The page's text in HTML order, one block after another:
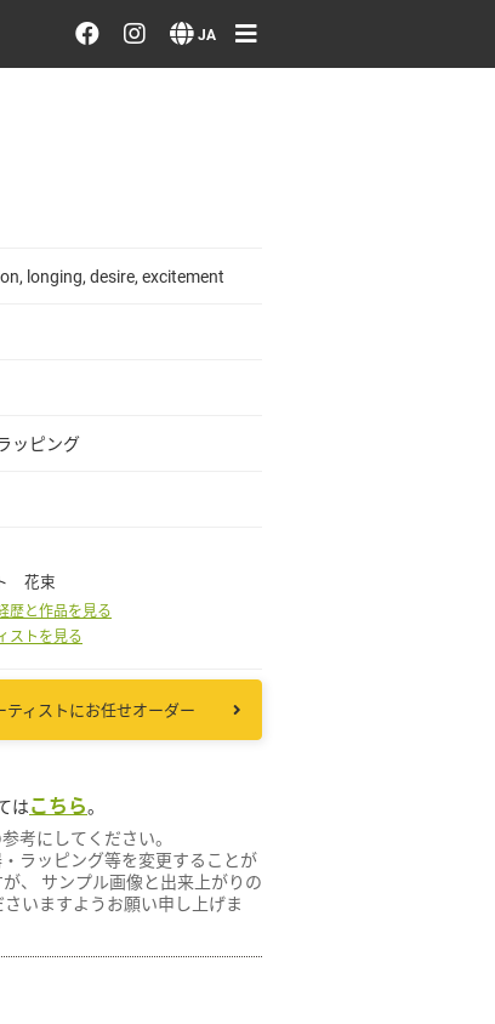
JA
お花を注文する・探す
花言葉辞典
初めてのお客様
プライバシーポリシー
longing, desire, excitement
ッピング
花束
歴と作品を見る
ストを見る
ティストにお任せオーダー
はこちら。
考にしてください。
ラッピング等を変更することが
、 サンプル画像と出来上がりの
いますようお願い申し上げま